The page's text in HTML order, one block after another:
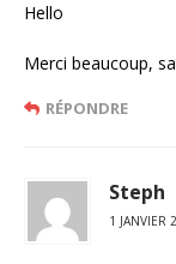
Hello
Merci beaucoup,
RÉPONDRE
Steph
1 JANVIER